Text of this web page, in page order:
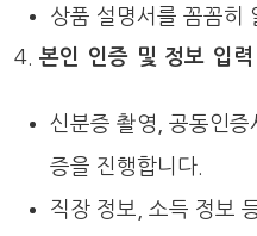
상품 설명서를 꼼꼼히
본인 인증 및 정보 입력
신분증 촬영, 공동인증
증을 진행합니다.
직장 정보, 소득 정보